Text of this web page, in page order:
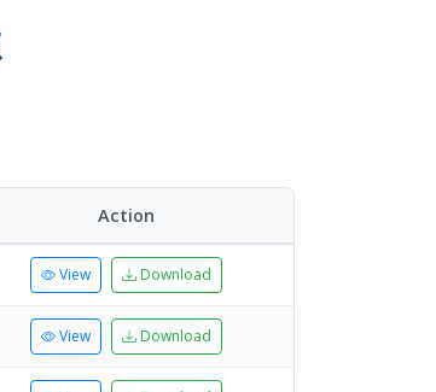
Action
View Download
View Download